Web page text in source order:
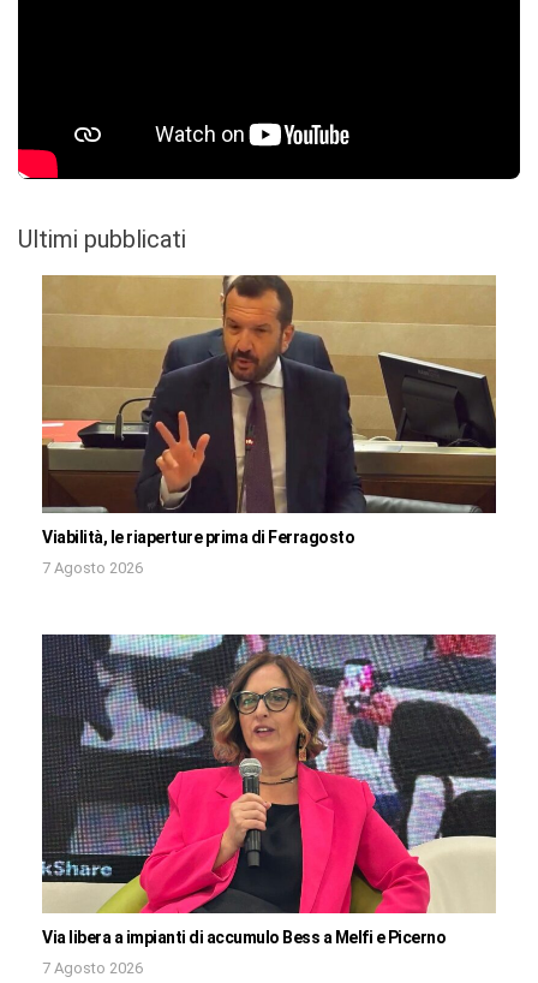
Ultimi pubblicati
Viabilità, le riaperture prima di Ferragosto
7 Agosto 2026
Via libera a impianti di accumulo Bess a Melfi e Picerno
7 Agosto 2026